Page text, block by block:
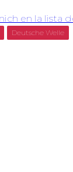
Deutsche Welle